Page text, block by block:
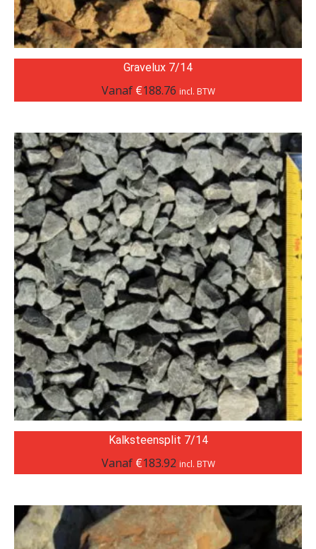
Gravelux 7/14
Vanaf €188.76 incl. BTW
Kalksteensplit 7/14
Vanaf €183.92 incl. BTW